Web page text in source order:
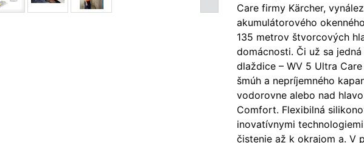
Care firmy Kärcher,
akumulátorového
135 metrov štvorcových
domácnosti. Či už sa
dlaždice – WV 5 Ultra
šmúh a nepríjemného
vodorovne alebo nad
Comfort. Flexibilná
inovatívnymi
čistenie až k okrajom a. V